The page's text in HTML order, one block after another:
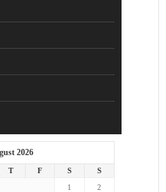
2026
T F S
S
1
2